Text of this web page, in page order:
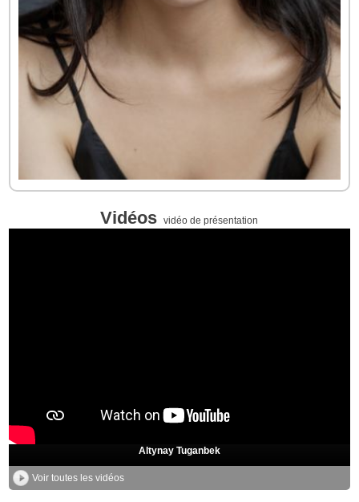
Vidéos vidéo de présentation
Altynay Tuganbek
Voir toutes les vidéos